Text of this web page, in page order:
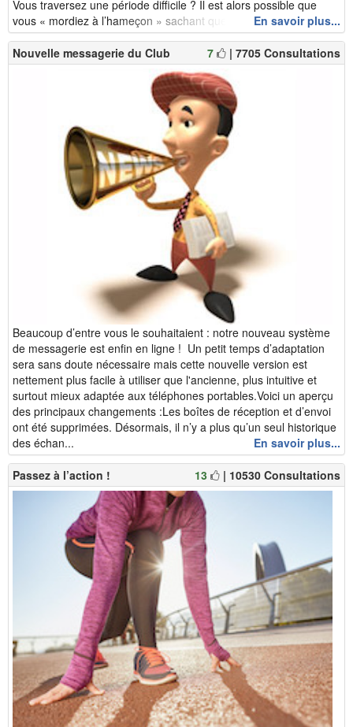
Vous traversez une période difficile ? Il est alors possible que
vous « mordiez à l’hameçon » sachant que ces imposteurs v...
En savoir plus...
Nouvelle messagerie du Club 7 | 7705 Consultations
Beaucoup d’entre vous le souhaitaient : notre nouveau système
de messagerie est enfin en ligne ! Un petit temps d’adaptation
sera sans doute nécessaire mais cette nouvelle version est
nettement plus facile à utiliser que l'ancienne, plus intuitive et
surtout mieux adaptée aux téléphones portables.Voici un aperçu
des principaux changements :Les boîtes de réception et d’envoi
ont été supprimées. Désormais, il n’y a plus qu’un seul historique
des échan...
En savoir plus...
Passez à l’action ! 13 | 10530 Consultations